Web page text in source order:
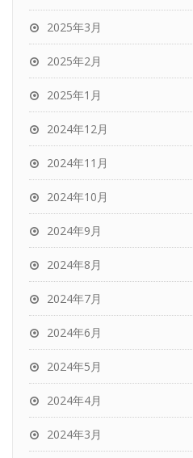
2025年3月
2025年2月
2025年1月
2024年12月
2024年11月
2024年10月
2024年9月
2024年8月
2024年7月
2024年6月
2024年5月
2024年4月
2024年3月